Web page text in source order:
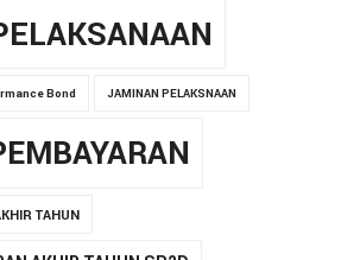
Bond JAMINAN PELAKSNAAN
TAHUN